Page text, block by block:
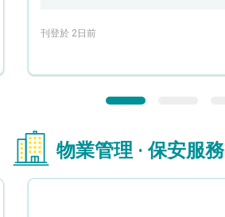
刊登於 2日前
物業管理 · 保安服務